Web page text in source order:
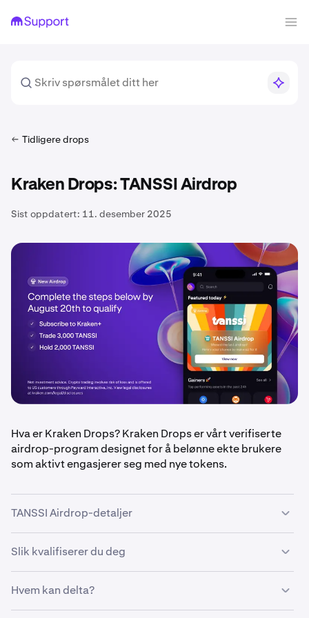
Tidligere drops
Kraken Drops: TANSSI Airdrop
Sist oppdatert: 11. desember 2025
Hva er Kraken Drops? Kraken Drops er vårt verifiserte
airdrop-program designet for å belønne ekte brukere
som aktivt engasjerer seg med nye tokens.
TANSSI Airdrop-detaljer
• Airdrop-beløp:$100 000 i TANSSI-tokens, fordelt
likt mellom kvalifiserte brukere
• Kvalifiseringsperiode
: 18. august – 20. august 2025
Slik kvalifiserer du deg
• Vær enKraken+-abonnent
•
Handle minst 3 000 TANSSI i løpet av
Hvem kan delta?